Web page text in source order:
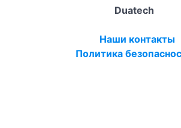
Duatech
Наши контакты
Политика